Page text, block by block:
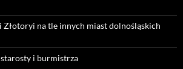
Złotoryi na tle innych miast dolnośląskich
i burmistrza